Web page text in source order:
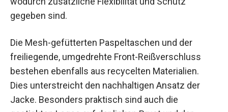
gegeben sind.
freiliegende, umgedrehte Front-Reißverschluss
bestehen ebenfalls aus recycelten Materialien.
Dies unterstreicht den nachhaltigen Ansatz der
Jacke. Besonders praktisch sind auch die
gestickten Logos auf der linken Brust und der